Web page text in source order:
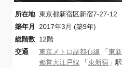
所在地 東京都新宿区新宿7-27-12
築年月
2017年3月 (築9年)
総階数 12階
交通
東京メトロ副都心線 「東
都営大江戸線 「東新宿 」